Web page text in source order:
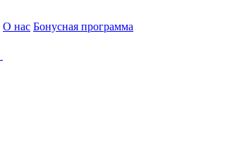
О нас Бонусная программа